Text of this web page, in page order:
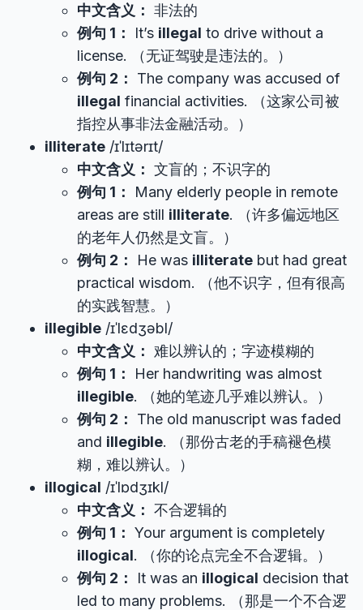
中文含义： 非法的
例句 1：
It’s illegal to drive without a
license. （无证驾驶是违法的。）
例句 2：
The company was accused of
illegal financial activities. （这家公司被
指控从事非法金融活动。）
illiterate /ɪˈlɪtərɪt/
中文含义： 文盲的；不识字的
例句 1：
Many elderly people in remote
areas are still illiterate. （许多偏远地区
的老年人仍然是文盲。）
例句 2：
He was illiterate but had great
practical wisdom. （他不识字，但有很高
的实践智慧。）
illegible /ɪˈlɛdʒəbl/
中文含义： 难以辨认的；字迹模糊的
例句 1：
Her handwriting was almost
illegible. （她的笔迹几乎难以辨认。）
例句 2：
The old manuscript was faded
and illegible. （那份古老的手稿褪色模
糊，难以辨认。）
illogical /ɪˈlɒdʒɪkl/
中文含义： 不合逻辑的
例句 1： Your argument is completely
illogical. （你的论点完全不合逻辑。）
例句 2：
It was an illogical decision that
led to many problems. （那是一个不合逻